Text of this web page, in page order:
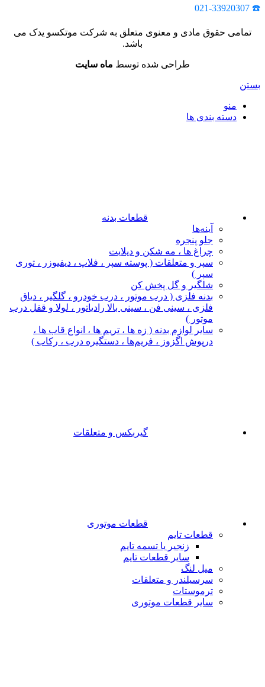
☎️ 021-33920307
تمامی حقوق مادی و معنوی متعلق به شرکت موتکسو یدک می
باشد.
طراحی شده توسط ماه سایت
بستن
منو
دسته بندی ها
قطعات بدنه
آینه‌ها
جلو پنجره
چراغ‌ ها ، مه‌ شکن و دیلایت
سپر و متعلقات ( پوسته سپر ، فلاپ ، دیفیوزر ، توری
سپر )
شلگیر و گل‌ پخش‌ کن
بدنه فلزی ( درب موتور ، درب خودرو ، گلگیر ، دیاق
فلزی ، سینی فن ، سینی بالا رادیاتور ، لولا و قفل درب
موتور )
سایر لوازم بدنه ( زه ها ، تریم ها ، انواع قاب ها ،
درپوش اگزوز ، فریم‌ها ، دستگیره درب ، رکاب )
گیربکس و متعلقات
قطعات موتوری
قطعات تایم
زنجیر یا تسمه تایم
سایر قطعات تایم
میل لنگ
سرسیلندر و متعلقات
ترموستات
سایر قطعات موتوری